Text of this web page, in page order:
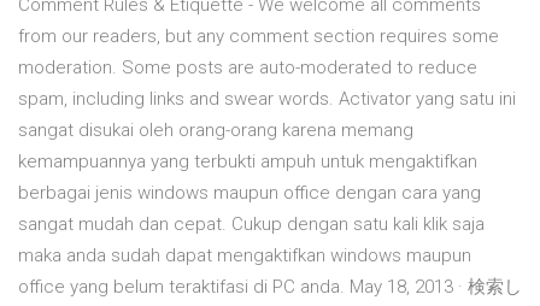
Comment Rules & Etiquette - We welcome all comments
from our readers, but any comment section requires some
moderation. Some posts are auto-moderated to reduce
spam, including links and swear words. Activator yang satu ini
sangat disukai oleh orang-orang karena memang
kemampuannya yang terbukti ampuh untuk mengaktifkan
berbagai jenis windows maupun office dengan cara yang
sangat mudah dan cepat. Cukup dengan satu kali klik saja
maka anda sudah dapat mengaktifkan windows maupun
office yang belum teraktifasi di PC anda. May 18, 2013 · 検索し